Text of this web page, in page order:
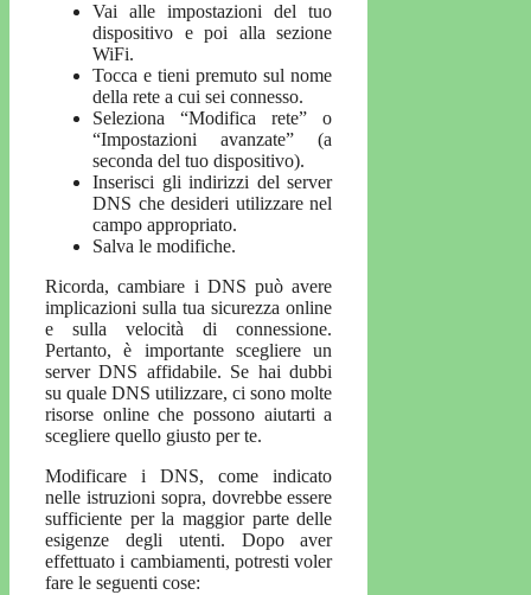
Vai alle impostazioni del tuo
dispositivo e poi alla sezione
WiFi.
Tocca e tieni premuto sul nome
della rete a cui sei connesso.
Seleziona “Modifica rete” o
“Impostazioni avanzate” (a
seconda del tuo dispositivo).
Inserisci gli indirizzi del server
DNS che desideri utilizzare nel
campo appropriato.
Salva le modifiche.
Ricorda, cambiare i DNS può avere
implicazioni sulla tua sicurezza online
e sulla velocità di connessione.
Pertanto, è importante scegliere un
server DNS affidabile. Se hai dubbi
su quale DNS utilizzare, ci sono molte
risorse online che possono aiutarti a
scegliere quello giusto per te.
Modificare i DNS, come indicato
nelle istruzioni sopra, dovrebbe essere
sufficiente per la maggior parte delle
esigenze degli utenti. Dopo aver
effettuato i cambiamenti, potresti voler
fare le seguenti cose: